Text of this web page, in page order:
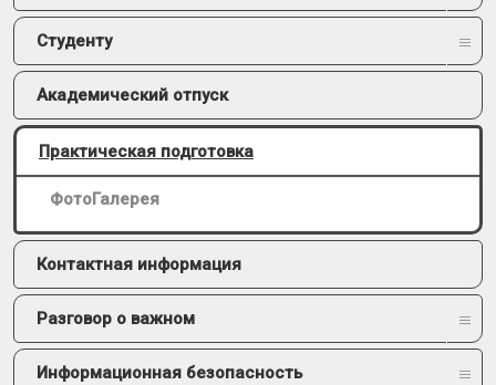
Студенту
Академический отпуск
Практическая подготовка
ФотоГалерея
Контактная информация
Разговор о важном
Информационная безопасность